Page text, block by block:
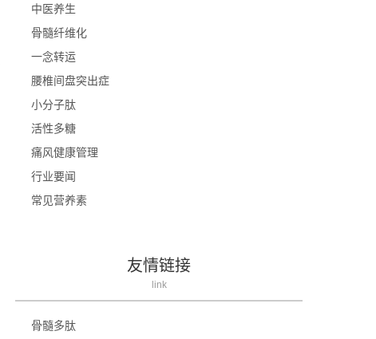
中医养生
骨髓纤维化
一念转运
腰椎间盘突出症
小分子肽
活性多糖
痛风健康管理
行业要闻
常见营养素
友情链接
link
骨髓多肽